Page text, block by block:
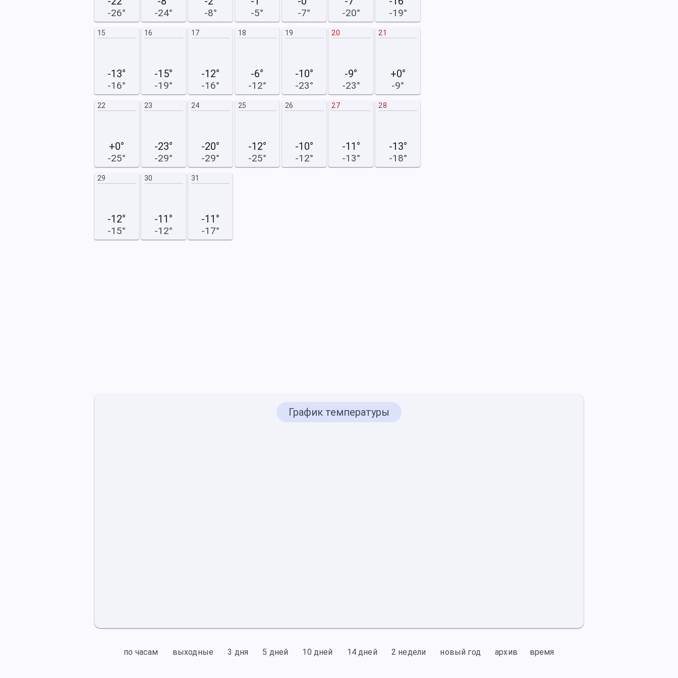
-26° -24° -8° -5° -7° -20° -19°
15
-13°
-16°
16
-15°
-19°
17
-12°
-16°
18
-6°
-12°
19
-10°
-23°
20
-9°
-23°
21
+0°
-9°
22
+0°
-25°
23
-23°
-29°
24
-20°
-29°
25
-12°
-25°
26
-10°
-12°
27
-11°
-13°
28
-13°
-18°
29
-12°
-15°
30
-11°
-12°
31
-11°
-17°
График температуры
по часам выходные 3 дня 5 дней 10 дней 14 дней 2 недели новый год архив время